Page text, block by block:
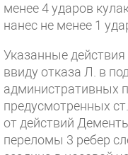
менее 4 ударов
нанес не менее 1
Указанные
ввиду отказа Л. в
административных
предусмотренных
от действий
переломы 3 ребер